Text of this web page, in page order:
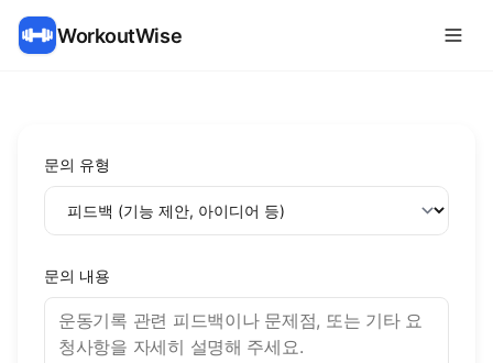
WorkoutWise
문의 유형
문의 내용